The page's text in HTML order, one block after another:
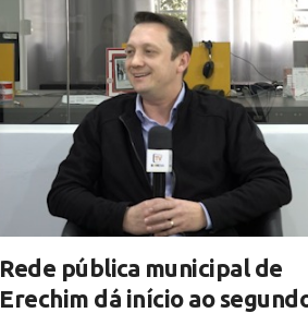
Rede pública municipal de
Erechim dá início ao